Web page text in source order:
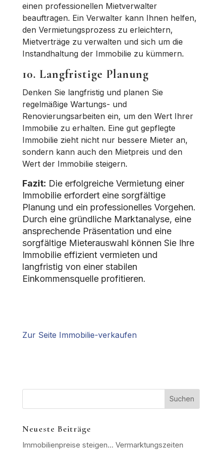
einen professionellen Mietverwalter
beauftragen. Ein Verwalter kann Ihnen helfen,
den Vermietungsprozess zu erleichtern,
Mietverträge zu verwalten und sich um die
Instandhaltung der Immobilie zu kümmern.
10. Langfristige Planung
Denken Sie langfristig und planen Sie
regelmäßige Wartungs- und
Renovierungsarbeiten ein, um den Wert Ihrer
Immobilie zu erhalten. Eine gut gepflegte
Immobilie zieht nicht nur bessere Mieter an,
sondern kann auch den Mietpreis und den
Wert der Immobilie steigern.
Fazit: Die erfolgreiche Vermietung einer
Immobilie erfordert eine sorgfältige
Planung und ein professionelles Vorgehen.
Durch eine gründliche Marktanalyse, eine
ansprechende Präsentation und eine
sorgfältige Mieterauswahl können Sie Ihre
Immobilie effizient vermieten und
langfristig von einer stabilen
Einkommensquelle profitieren.
Zur Seite Immobilie-verkaufen
Suchen
Neueste Beiträge
Immobilienpreise steigen… Vermarktungszeiten